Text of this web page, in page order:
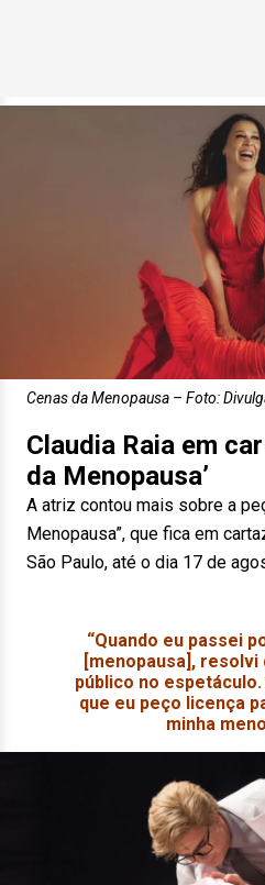
Cenas da Menopausa – Foto:
Claudia Raia em
da Menopausa’
A atriz contou mais sobre a
Menopausa”, que fica em
São Paulo, até o dia 17 de
“Quando eu passei
[menopausa],
público no
que eu peço licença
minha